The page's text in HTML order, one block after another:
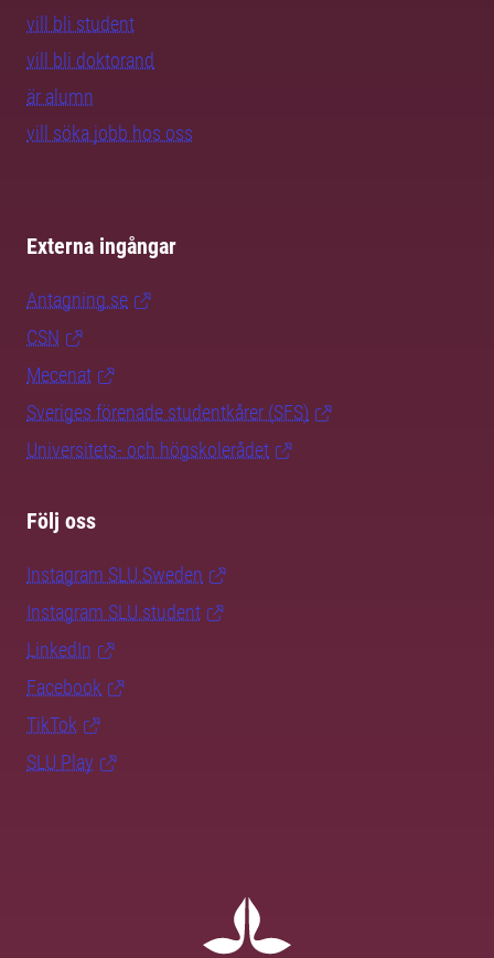
vill bli student
vill bli doktorand
är alumn
vill söka jobb hos oss
Externa ingångar
Antagning.se
CSN
Mecenat
Sveriges förenade studentkårer (SFS)
Universitets- och högskolerådet
Följ oss
Instagram SLU.Sweden
Instagram SLU.student
LinkedIn
Facebook
TikTok
SLU Play